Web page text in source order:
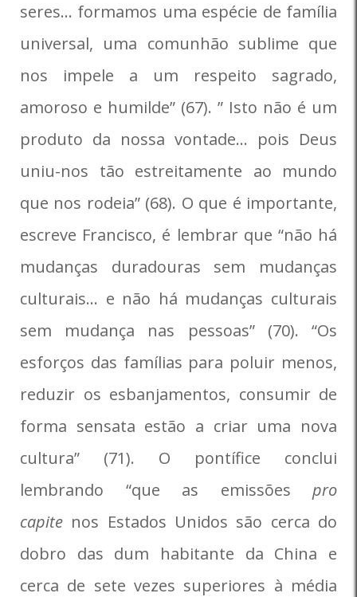
seres… formamos uma espécie de família
universal, uma comunhão sublime que
nos impele a um respeito sagrado,
amoroso e humilde” (67). ” Isto não é um
produto da nossa vontade… pois Deus
uniu-nos tão estreitamente ao mundo
que nos rodeia” (68). O que é importante,
escreve Francisco, é lembrar que “não há
mudanças duradouras sem mudanças
culturais… e não há mudanças culturais
sem mudança nas pessoas” (70). “Os
esforços das famílias para poluir menos,
reduzir os esbanjamentos, consumir de
forma sensata estão a criar uma nova
cultura” (71). O pontífice conclui
lembrando “que as emissões pro
capite nos Estados Unidos são cerca do
dobro das dum habitante da China e
cerca de sete vezes superiores à média